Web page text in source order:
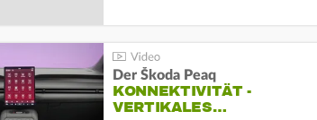
Der Škoda Peaq
KONNEKTIVITÄT -
VERTIKALES…